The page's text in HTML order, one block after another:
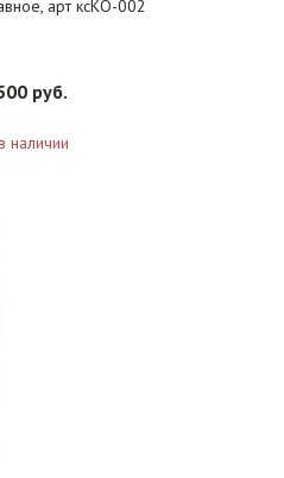
арт ксКО-002
руб.
наличии